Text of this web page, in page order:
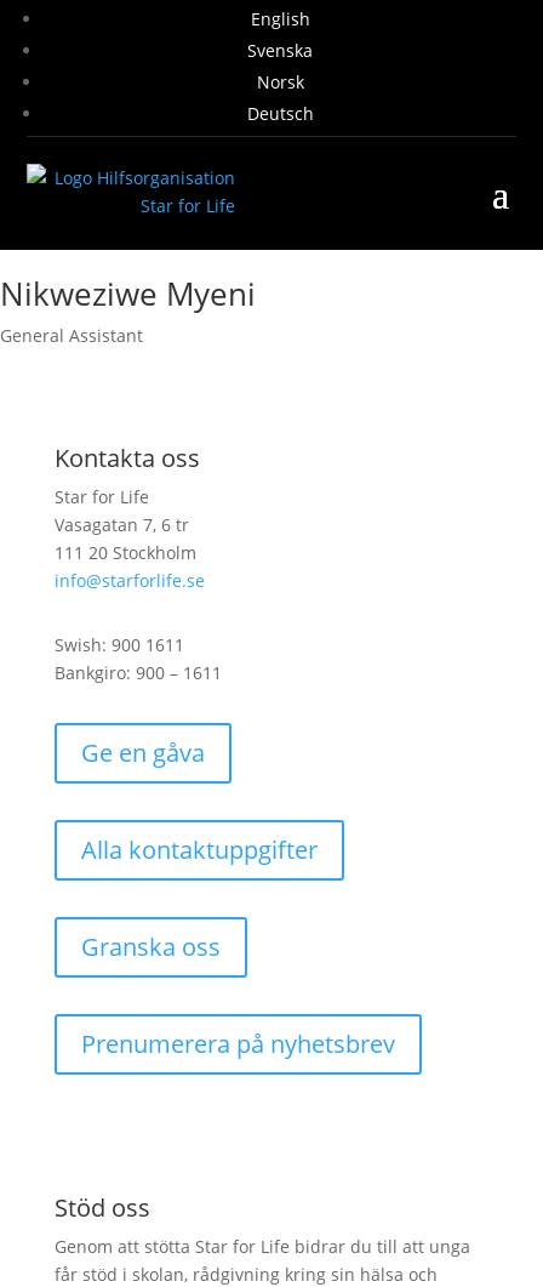
English
Svenska
Norsk
Deutsch
Nikweziwe Myeni
General Assistant
Kontakta oss
Star for Life
Vasagatan 7, 6 tr
111 20 Stockholm
info@starforlife.se
Swish: 900 1611
Bankgiro: 900 – 1611
Ge en gåva
Alla kontaktuppgifter
Granska oss
Prenumerera på nyhetsbrev
Stöd oss
Genom att stötta Star for Life bidrar du till att unga
får stöd i skolan, rådgivning kring sin hälsa och